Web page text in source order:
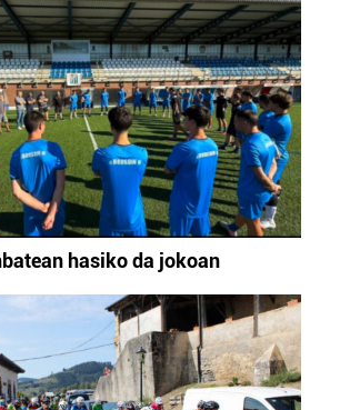
ez dizute baimenik eskatzen, eta beren
legitimoetan babesten dira. Ikusi gure
beren ustez zein helburutarako
eta horren aurka nola egin
prozesatzeko moduari
gehiago eta ezarri zure lehentasunak
unetan alda edo ken dezakezu
adierazpenean.
propioak eta hirugarrenen cookie-
ditu. Zure esperientzia eta
asmoz, cookie teknologiaz
hasiko da jokoan